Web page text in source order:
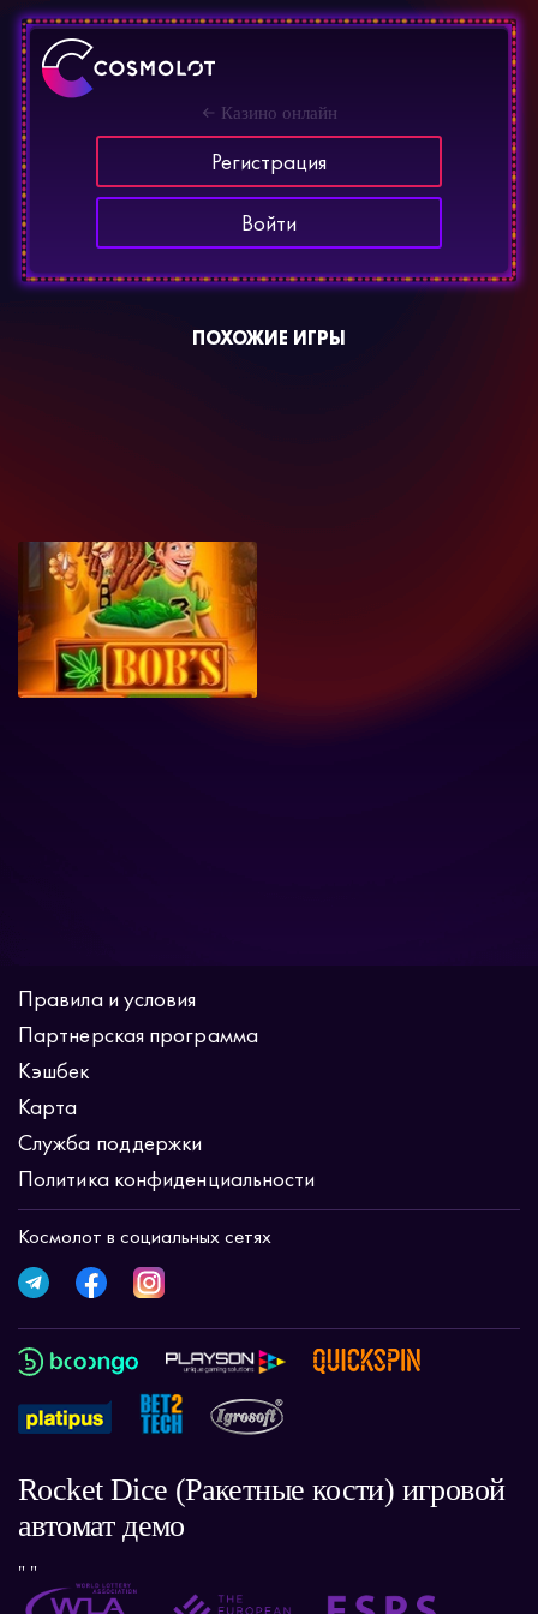
Казино онлайн
Регистрация
Войти
ПОХОЖИЕ ИГРЫ
Правила и условия
Партнерская программа
Кэшбек
Карта
Служба поддержки
Политика конфиденциальности
Космолот в социальных сетях
Rocket Dice (Ракетные кости) игровой
автомат демо
" "